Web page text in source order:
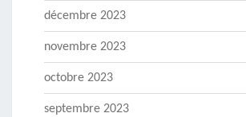
décembre 2023
novembre 2023
octobre 2023
septembre 2023